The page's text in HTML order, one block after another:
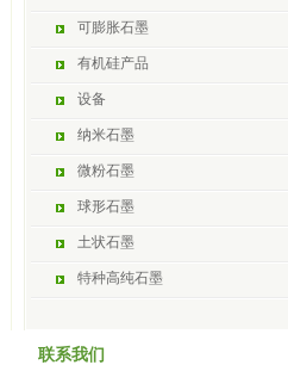
可膨胀石墨
有机硅产品
设备
纳米石墨
微粉石墨
球形石墨
土状石墨
特种高纯石墨
联系我们